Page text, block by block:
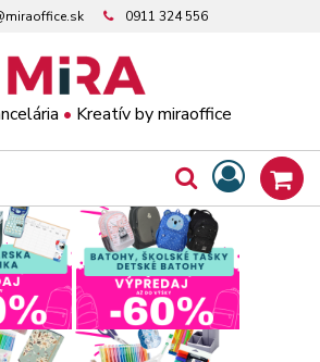
• Kreatív by miraoffice
0911 324 556